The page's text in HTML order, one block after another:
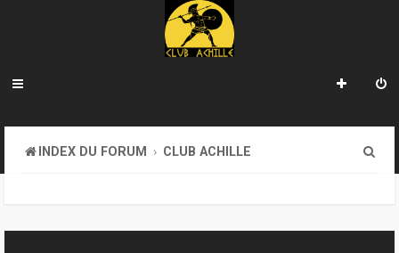
INDEX DU FORUM CLUB ACHILLE
h